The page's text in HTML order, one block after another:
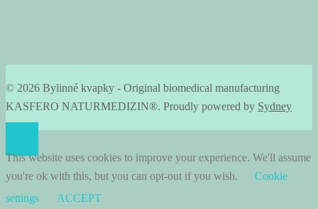
© 2026 Bylinné kvapky - Original biomedical manufacturing
KASFERO NATURMEDIZIN®. Proudly powered by Sydney
This website uses cookies to improve your experience. We'll assume
you're ok with this, but you can opt-out if you wish.
Cookie
settings
ACCEPT